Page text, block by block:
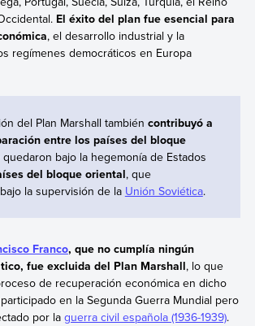
El éxito del plan fue esencial para
, el desarrollo industrial y la
regímenes democráticos en Europa
del Plan Marshall también contribuyó a
entre los países del bloque
quedaron bajo la hegemonía de Estados
del bloque oriental, que
la supervisión de la Unión Soviética.
Franco, que no cumplía ningún
fue excluida del Plan Marshall, lo que
de recuperación económica en dicho
en la Segunda Guerra Mundial pero
por la guerra civil española (1936-1939).